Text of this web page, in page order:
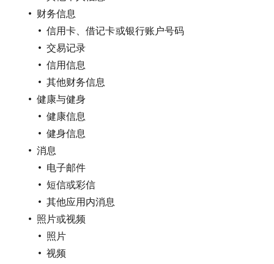
财务信息
信用卡、借记卡或银行账户号码
交易记录
信用信息
其他财务信息
健康与健身
健康信息
健身信息
消息
电子邮件
短信或彩信
其他应用内消息
照片或视频
照片
视频